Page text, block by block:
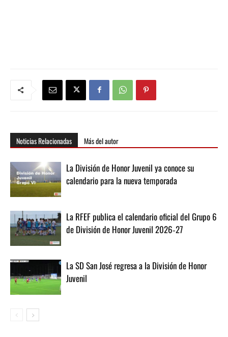
Noticias Relacionadas Más del autor
La División de Honor Juvenil ya conoce su
calendario para la nueva temporada
La RFEF publica el calendario oficial del Grupo 6
de División de Honor Juvenil 2026‑27
La SD San José regresa a la División de Honor
Juvenil